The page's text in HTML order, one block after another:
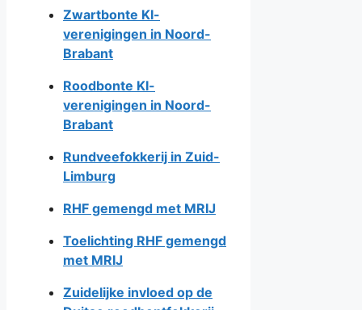
Zwartbonte KI-
verenigingen in Noord-
Brabant
Roodbonte KI-
verenigingen in Noord-
Brabant
Rundveefokkerij in Zuid-
Limburg
RHF gemengd met MRIJ
Toelichting RHF gemengd
met MRIJ
Zuidelijke invloed op de